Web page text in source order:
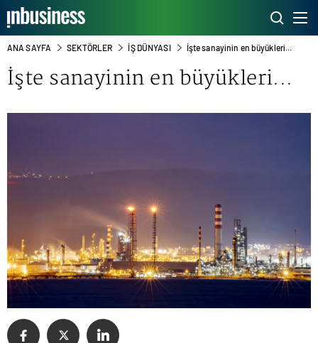
ANA SAYFA SEKTÖRLER İŞ DÜNYASI İşte sanayinin en büyükleri...
İşte sanayinin en büyükleri...